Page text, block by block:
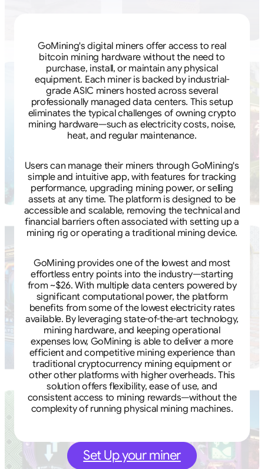
GoMining's digital miners offer access to real
bitcoin mining hardware without the need to
purchase, install, or maintain any physical
equipment. Each miner is backed by industrial-
grade ASIC miners hosted across several
professionally managed data centers. This setup
eliminates the typical challenges of owning crypto
mining hardware—such as electricity costs, noise,
heat, and regular maintenance.
Users can manage their miners through GoMining's
simple and intuitive app, with features for tracking
performance, upgrading mining power, or selling
assets at any time. The platform is designed to be
accessible and scalable, removing the technical and
financial barriers often associated with setting up a
mining rig or operating a traditional mining device.
GoMining provides one of the lowest and most
effortless entry points into the industry—starting
from ~$26. With multiple data centers powered by
significant computational power, the platform
benefits from some of the lowest electricity rates
available. By leveraging state-of-the-art technology,
mining hardware, and keeping operational
expenses low, GoMining is able to deliver a more
efficient and competitive mining experience than
traditional cryptocurrency mining equipment or
other other platforms with higher overheads. This
solution offers flexibility, ease of use, and
consistent access to mining rewards—without the
complexity of running physical mining machines.
Set Up your miner